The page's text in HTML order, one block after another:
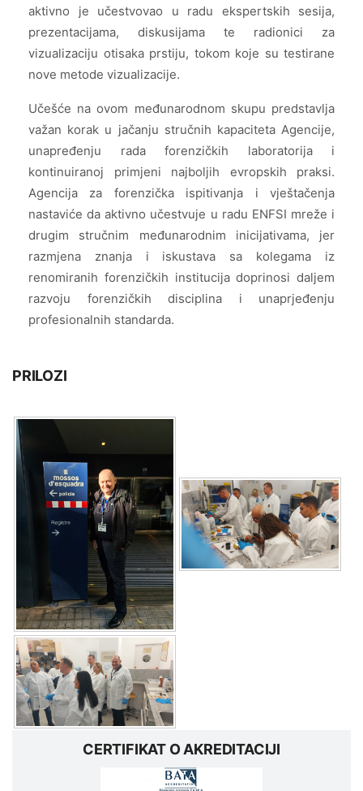
aktivno je učestvovao u radu ekspertskih sesija,
prezentacijama, diskusijama te radionici za
vizualizaciju otisaka prstiju, tokom koje su testirane
nove metode vizualizacije.
Učešće na ovom međunarodnom skupu predstavlja
važan korak u jačanju stručnih kapaciteta Agencije,
unapređenju rada forenzičkih laboratorija i
kontinuiranoj primjeni najboljih evropskih praksi.
Agencija za forenzička ispitivanja i vještačenja
nastaviće da aktivno učestvuje u radu ENFSI mreže i
drugim stručnim međunarodnim inicijativama, jer
razmjena znanja i iskustava sa kolegama iz
renomiranih forenzičkih institucija doprinosi daljem
razvoju forenzičkih disciplina i unaprjeđenju
profesionalnih standarda.
PRILOZI
CERTIFIKAT O AKREDITACIJI